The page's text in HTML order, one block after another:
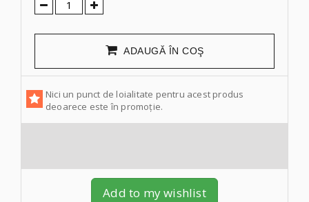
ADAUGĂ ÎN COŞ
Nici un punct de loialitate pentru acest produs
deoarece este în promoție.
Add to my wishlist